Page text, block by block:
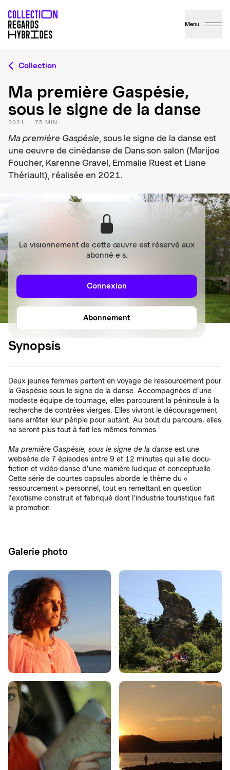
Menu
Collection
Ma première Gaspésie,
sous le signe de la danse
2021 — 75 MIN
Ma première Gaspésie , sous le signe de la danse est
une oeuvre de cinédanse de Dans son salon (Marijoe
Foucher, Karenne Gravel, Emmalie Ruest et Liane
Thériault), réalisée en 2021.
Le visionnement de cette œuvre est réservé aux
abonné·e·s.
Connexion
Abonnement
Synopsis
Deux jeunes femmes partent en voyage de ressourcement pour
la Gaspésie sous le signe de la danse. Accompagnées d’une
modeste équipe de tournage, elles parcourent la péninsule à la
recherche de contrées vierges. Elles vivront le découragement
sans arrêter leur périple pour autant. Au bout du parcours, elles
ne seront plus tout à fait les mêmes femmes.
Ma première Gaspésie, sous le signe de la danse est une
websérie de 7 épisodes entre 9 et 12 minutes qui allie docu-
fiction et vidéo-danse d’une manière ludique et conceptuelle.
Cette série de courtes capsules aborde le thème du «
ressourcement » personnel, tout en remettant en question
l’exotisme construit et fabriqué dont l’industrie touristique fait
la promotion.
Galerie photo